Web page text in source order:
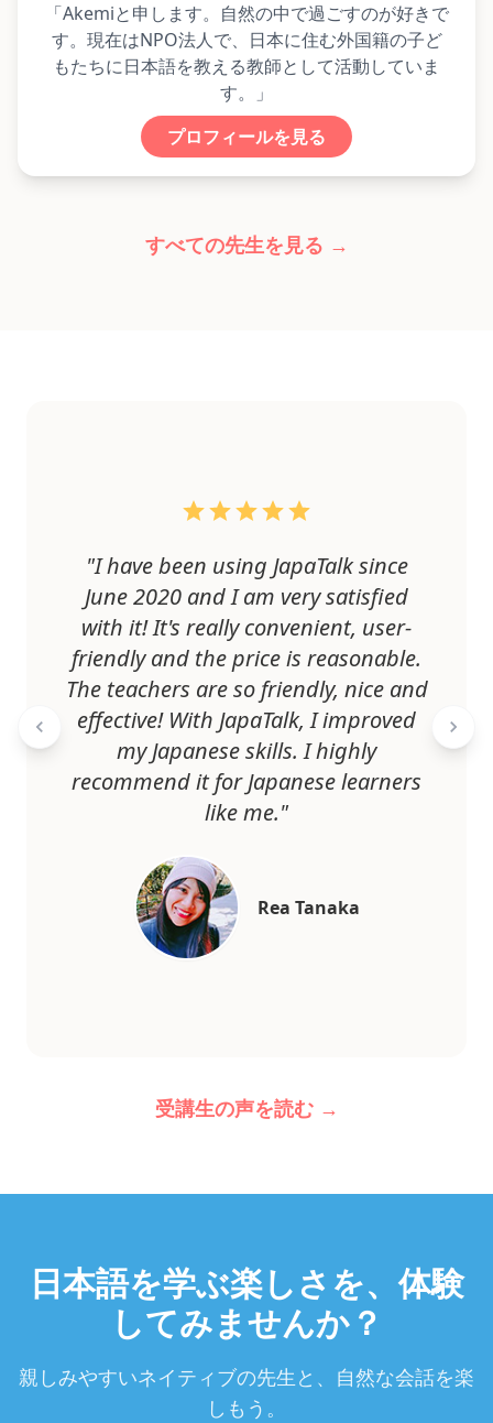
「Akemiと申します。自然の中で過ごすのが好きで
す。現在はNPO法人で、日本に住む外国籍の子ど
もたちに日本語を教える教師として活動していま
す。」
プロフィールを見る
すべての先生を見る →
"I have been using JapaTalk since
June 2020 and I am very satisfied
with it! It's really convenient, user-
friendly and the price is reasonable.
The teachers are so friendly, nice and
effective! With JapaTalk, I improved
my Japanese skills. I highly
recommend it for Japanese learners
like me."
Rea Tanaka
受講生の声を読む →
日本語を学ぶ楽しさを、体験
してみませんか？
親しみやすいネイティブの先生と、自然な会話を楽
しもう。